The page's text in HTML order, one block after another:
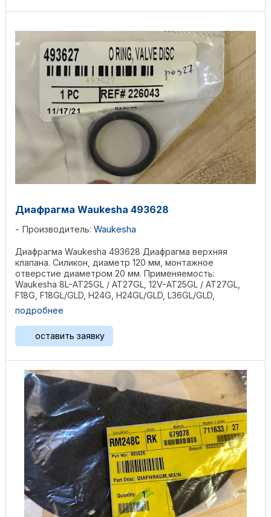
Диафрагма Waukesha 493628
Производитель: Waukesha
Диафрагма Waukesha 493628 Диафрагма верхняя
клапана. Силикон, диаметр 120 мм, монтажное
отверстие диаметром 20 мм. Применяемость:
Waukesha 8L-AT25GL / AT27GL, 12V-AT25GL / AT27GL,
F18G, F18GL/GLD, H24G, H24GL/GLD, L36GL/GLD,
P48GL/GLD, 2895GL, ...
подробнее
оставить заявку